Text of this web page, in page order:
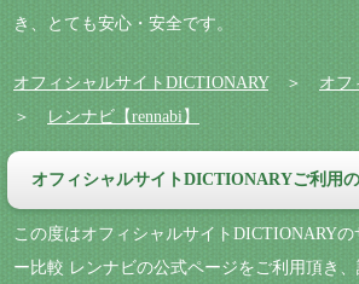
き、とても安心・安全です。
オフィシャルサイトDICTIONARY＞ オフ
＞
レンナビ【rennabi】
オフィシャルサイトDICTIONARYご利用
この度はオフィシャルサイトDICTIONARY
ー比較 レンナビの公式ページをご利用頂き